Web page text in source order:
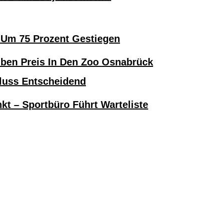
75 Prozent Gestiegen
Entscheidend
Preis In Den Zoo Osnabrück
– Sportbüro Führt Warteliste